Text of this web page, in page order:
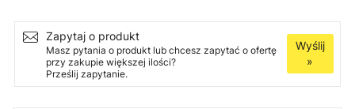
Zapytaj o produkt
Masz pytania o produkt lub chcesz zapytać o ofertę
przy zakupie większej ilości?
Prześlij zapytanie.
Wyślij
»